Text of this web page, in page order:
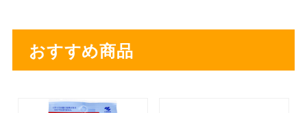
おすすめ商品